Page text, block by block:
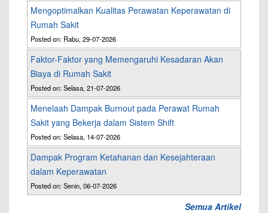
Mengoptimalkan Kualitas Perawatan Keperawatan di
Rumah Sakit
Posted on: Rabu, 29-07-2026
Faktor-Faktor yang Memengaruhi Kesadaran Akan
Biaya di Rumah Sakit
Posted on: Selasa, 21-07-2026
Menelaah Dampak Burnout pada Perawat Rumah
Sakit yang Bekerja dalam Sistem Shift
Posted on: Selasa, 14-07-2026
Dampak Program Ketahanan dan Kesejahteraan
dalam Keperawatan
Posted on: Senin, 06-07-2026
Semua Artikel